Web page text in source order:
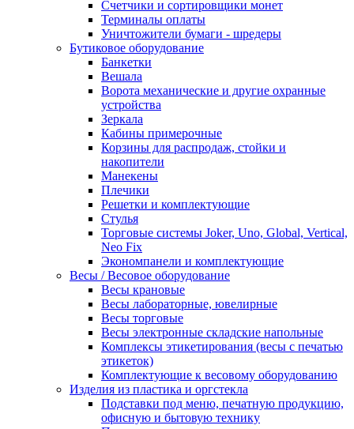
Счетчики и сортировщики монет
Терминалы оплаты
Уничтожители бумаги - шредеры
Бутиковое оборудование
Банкетки
Вешала
Ворота механические и другие охранные
устройства
Зеркала
Кабины примерочные
Корзины для распродаж, стойки и
накопители
Манекены
Плечики
Решетки и комплектующие
Стулья
Торговые системы Joker, Uno, Global, Vertical,
Neo Fix
Экономпанели и комплектующие
Весы / Весовое оборудование
Весы крановые
Весы лабораторные, ювелирные
Весы торговые
Весы электронные складские напольные
Комплексы этикетирования (весы с печатью
этикеток)
Комплектующие к весовому оборудованию
Изделия из пластика и оргстекла
Подставки под меню, печатную продукцию,
офисную и бытовую технику